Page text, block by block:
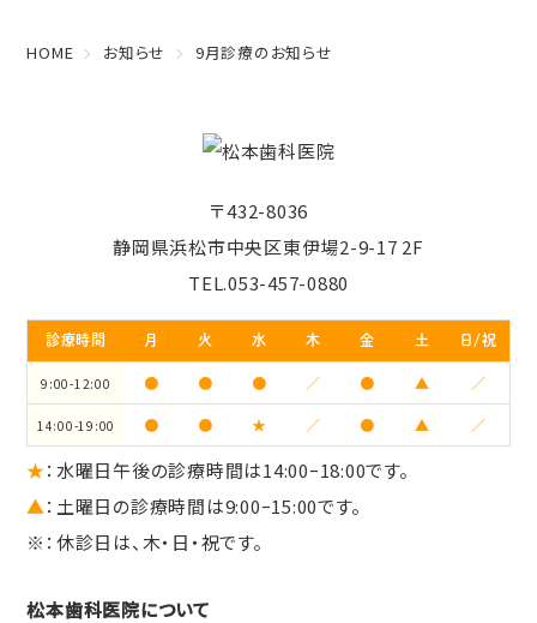
HOME お知らせ 9月診療のお知らせ
〒432-8036
静岡県浜松市中央区東伊場2-9-17 2F
TEL.053-457-0880
診療時間 月 火 水 木 金 土 日/祝
9:00-12:00 ● ● ● ／ ● ▲ ／
14:00-19:00 ● ● ★ ／ ● ▲ ／
★：水曜日午後の診療時間は14:00ｰ18:00です。
▲：土曜日の診療時間は9:00ｰ15:00です。
※：休診日は、木・日・祝です。
松本歯科医院について